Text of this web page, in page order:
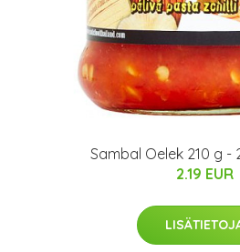
Sambal Oelek 210 g -
2.19 EUR